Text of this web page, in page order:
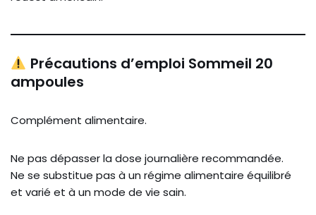
Précautions d’emploi Sommeil 20
ampoules
Complément alimentaire.
Ne pas dépasser la dose journalière recommandée.
Ne se substitue pas à un régime alimentaire équilibré
et varié et à un mode de vie sain.